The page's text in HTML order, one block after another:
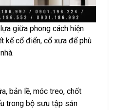
giữa phong cách hiện
kế cổ điển, cổ xưa để phù
bản lề, móc treo, chốt
trong bộ sưu tập sản